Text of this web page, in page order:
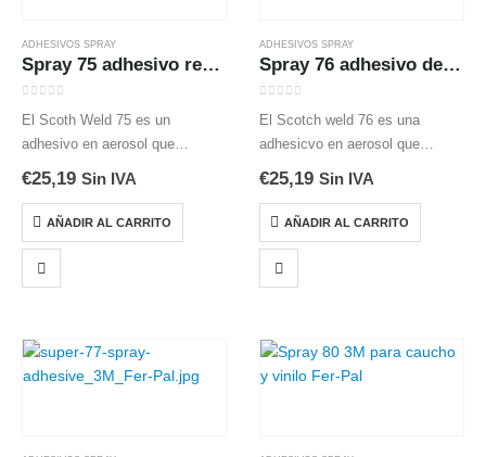
en
la
página
ADHESIVOS SPRAY
Spray 75 adhesivo reposicionable
El Scoth Weld 75 es un
adhesivo en aerosol que
durante varias horas, permite
sostener o colocar
temporalmente materiales
ligeros para exopsición o antes
del montaje final. El…
€25,19 Sin IVA
AÑADIR AL CARRITO
ADHESIVOS SPRAY
Spray 76 adhesivo de alta adhesión
El Scotch weld 76 es una
adhesicvo en aerosol que
de pulverización en forma de
malla, que no produce niebla. El
borde definido del abanico…
€25,19 Sin IVA
AÑADIR AL CARRITO